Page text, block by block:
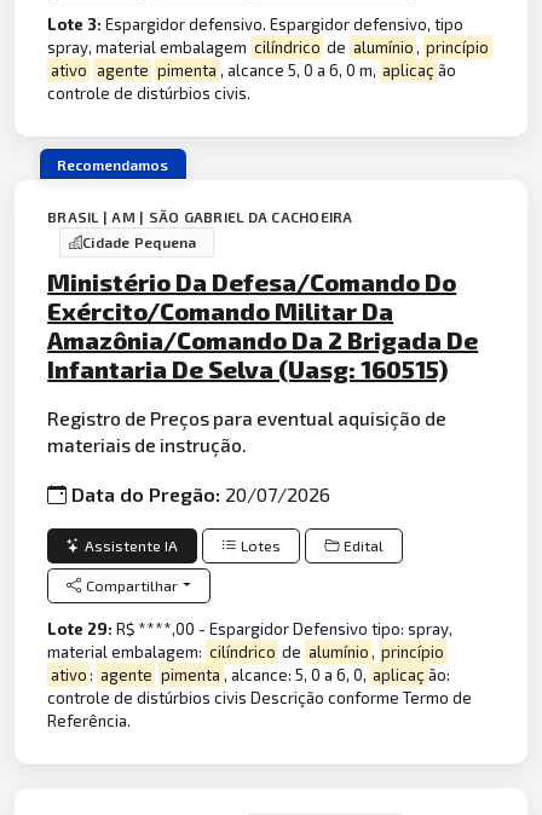
Lote 3:Espargidor defensivo. Espargidor defensivo, tipo
spray, material embalagem cilíndrico de alumínio, princípio
ativo agente pimenta , alcance 5, 0 a 6, 0 m, aplicação
controle de distúrbios civis.
Recomendamos
BRASIL | AM | SÃO GABRIEL DA CACHOEIRA
Cidade Pequena
Ministério Da Defesa/Comando Do
Exército/Comando Militar Da
Amazônia/Comando Da 2 Brigada De
Infantaria De Selva (Uasg: 160515)
Registro de Preços para eventual aquisição de
materiais de instrução.
Data do Pregão: 20/07/2026
Assistente IA Lotes Edital
Compartilhar
Lote 29:R$ ****,00 - Espargidor Defensivo tipo: spray,
material embalagem: cilíndrico de alumínio, princípio
ativo: agente pimenta , alcance: 5, 0 a 6, 0, aplicação:
controle de distúrbios civis Descrição conforme Termo de
Referência.